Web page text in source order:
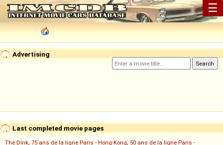
☰
Advertising
Last completed movie pages
The Dink; 75 ans de la ligne Paris - Hong-Kong; 50 ans de la ligne Paris -